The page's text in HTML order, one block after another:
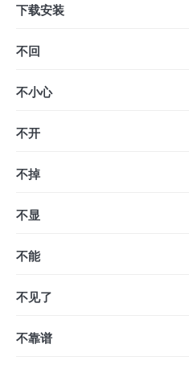
下载安装
不回
不小心
不开
不掉
不显
不能
不见了
不靠谱